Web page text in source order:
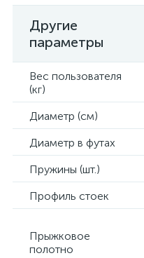
Другие
параметры
Вес пользователя
(кг)
Диаметр (см)
Диаметр в футах
Пружины (шт.)
Профиль стоек
Прыжковое
полотно